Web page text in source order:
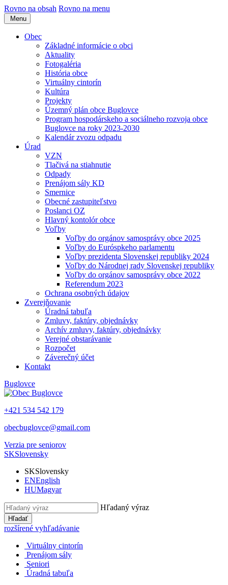
Rovno na obsah Rovno na menu
Menu
Obec
Základné informácie o obci
Aktuality
Fotogaléria
História obce
Virtuálny cintorín
Kultúra
Projekty
Územný plán obce Buglovce
Program hospodárskeho a sociálneho rozvoja obce
Buglovce na roky 2023-2030
Kalendár zvozu odpadu
Úrad
VZN
Tlačivá na stiahnutie
Odpady
Prenájom sály KD
Smernice
Obecné zastupiteľstvo
Poslanci OZ
Hlavný kontolór obce
Voľby
Voľby do orgánov samosprávy obce 2025
Voľby do Euróspkeho parlamentu
Voľby prezidenta Slovenskej republiky 2024
Voľby do Národnej rady Slovenskej republiky
Voľby do orgánov samosprávy obce 2022
Referendum 2023
Ochrana osobných údajov
Zverejňovanie
Úradná tabuľa
Zmluvy, faktúry, objednávky
Archív zmluvy, faktúry, objednávky
Verejné obstarávanie
Rozpočet
Záverečný účet
Kontakt
Buglovce
+421 534 542 179
obecbuglovce@gmail.com
Verzia pre seniorov
SKSlovensky
SKSlovensky
ENEnglish
HUMagyar
Hľadaný výraz
Hľadať
rozšírené vyhľadávanie
Virtuálny cintorín
Prenájom sály
Seniori
Úradná tabuľa